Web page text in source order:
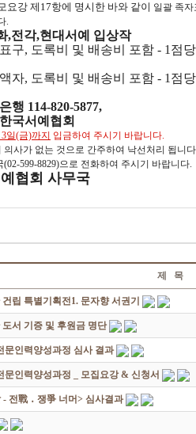
요강 제17항에 명시한 바와 같이 일괄 족
.
,전각,현대서예 입상작
구, 도록비 및 배송비 포함 - 1점당
자, 도록비 및 배송비 포함 - 1점당
행 114-820-5877,
국서예협회
일(금)까지 입금하여 주시기 바랍니다.
사가 없는 것으로 간주하여 낙선처리 됩니
599-8829)으로 전화하여 주시기 바랍니다.
협회 사무국
제 목
립 특별기획전1. 문자향 서권기
서 기증 및 후원금 명단
문인력양성과정 심사 결과
문인력양성과정 _ 모집요강 & 신청서
전戰 ․ 쟁爭 너머> 심사결과